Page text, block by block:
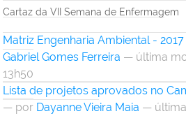
Cartaz da VII Semana de Enfermagem
Matriz Engenharia Ambiental -
Gabriel Gomes Ferreira — última
13h50
Lista de projetos aprovados no
— por Dayanne Vieira Maia —